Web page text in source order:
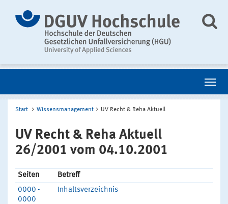
Start Wissensmanagement UV Recht & Reha Aktuell
UV Recht & Reha Aktuell
26/2001 vom 04.10.2001
Seiten
Betreff
0000 -
0000
Inhaltsverzeichnis